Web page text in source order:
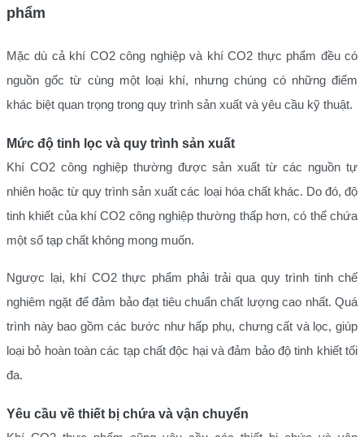
phẩm
Mặc dù cả khí CO2 công nghiệp và khí CO2 thực phẩm đều có
nguồn gốc từ cùng một loại khí, nhưng chúng có những điểm
khác biệt quan trọng trong quy trình sản xuất và yêu cầu kỹ thuật.
Mức độ tinh lọc và quy trình sản xuất
Khí CO2 công nghiệp thường được sản xuất từ các nguồn tự
nhiên hoặc từ quy trình sản xuất các loại hóa chất khác. Do đó, độ
tinh khiết của khí CO2 công nghiệp thường thấp hơn, có thể chứa
một số tạp chất không mong muốn.
Ngược lại, khí CO2 thực phẩm phải trải qua quy trình tinh chế
nghiêm ngặt để đảm bảo đạt tiêu chuẩn chất lượng cao nhất. Quá
trình này bao gồm các bước như hấp phụ, chưng cất và lọc, giúp
loại bỏ hoàn toàn các tạp chất độc hại và đảm bảo độ tinh khiết tối
đa.
Yêu cầu về thiết bị chứa và vận chuyển